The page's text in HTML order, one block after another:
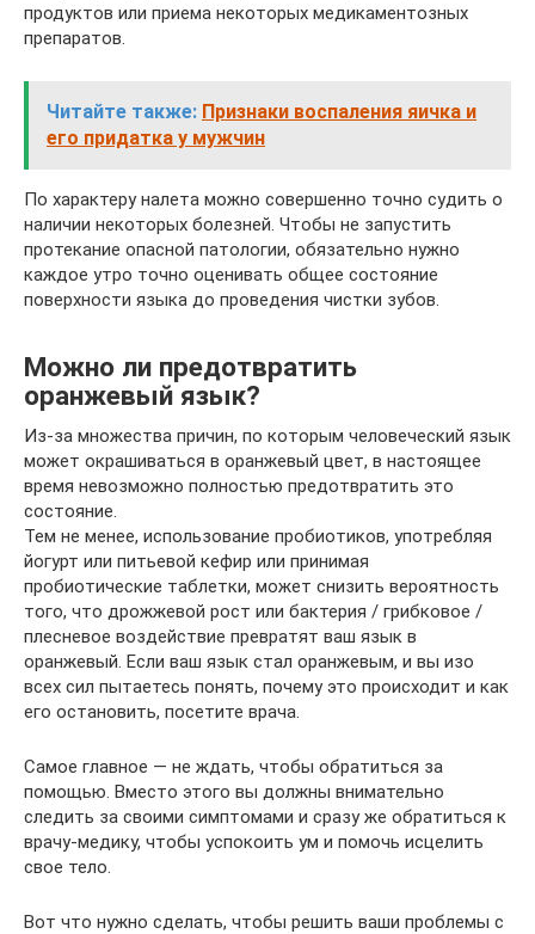
продуктов или приема некоторых медикаментозных
препаратов.
Читайте также: Признаки воспаления яичка и
его придатка у мужчин
По характеру налета можно совершенно точно судить о
наличии некоторых болезней. Чтобы не запустить
протекание опасной патологии, обязательно нужно
каждое утро точно оценивать общее состояние
поверхности языка до проведения чистки зубов.
Можно ли предотвратить
оранжевый язык?
Из-за множества причин, по которым человеческий язык
может окрашиваться в оранжевый цвет, в настоящее
время невозможно полностью предотвратить это
состояние.
Тем не менее, использование пробиотиков, употребляя
йогурт или питьевой кефир или принимая
пробиотические таблетки, может снизить вероятность
того, что дрожжевой рост или бактерия / грибковое /
плесневое воздействие превратят ваш язык в
оранжевый. Если ваш язык стал оранжевым, и вы изо
всех сил пытаетесь понять, почему это происходит и как
его остановить, посетите врача.
Самое главное — не ждать, чтобы обратиться за
помощью. Вместо этого вы должны внимательно
следить за своими симптомами и сразу же обратиться к
врачу-медику, чтобы успокоить ум и помочь исцелить
свое тело.
Вот что нужно сделать, чтобы решить ваши проблемы с